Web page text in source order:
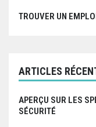
TROUVER UN
ARTICLES
APERÇU SUR LES
SÉCURITÉ